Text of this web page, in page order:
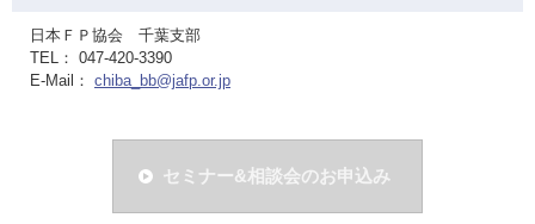
日本ＦＰ協会 千葉支部
TEL： 047-420-3390
E-Mail： chiba_bb@jafp.or.jp
セミナー&相談会のお申込み